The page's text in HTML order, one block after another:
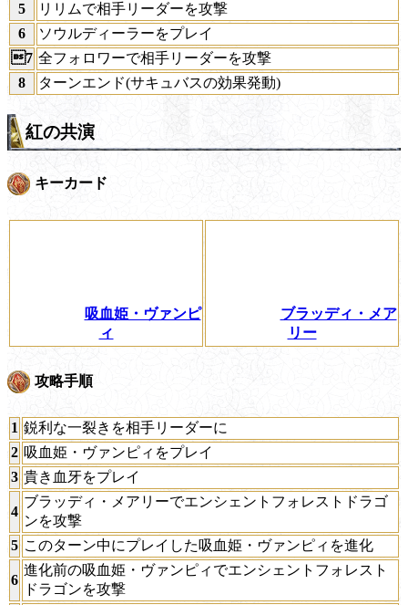
5
リリムで相手リーダーを攻撃
6
ソウルディーラーをプレイ
7 全フォロワーで相手リーダーを攻撃
8
ターンエンド(サキュバスの効果発動)
紅の共演
キーカード
吸血姫・ヴァンピ
ィ
ブラッディ・メア
リー
攻略手順
1 鋭利な一裂きを相手リーダーに
2 吸血姫・ヴァンピィをプレイ
3 貴き血牙をプレイ
4
ブラッディ・メアリーでエンシェントフォレストドラゴ
ンを攻撃
5 このターン中にプレイした吸血姫・ヴァンピィを進化
6
進化前の吸血姫・ヴァンピィでエンシェントフォレスト
ドラゴンを攻撃